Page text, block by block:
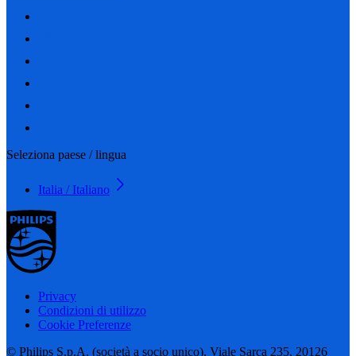
Seleziona paese / lingua
Italia / Italiano
Privacy
Condizioni di utilizzo
Cookie Preferenze
© Philips S.p.A. (società a socio unico), Viale Sarca 235, 20126